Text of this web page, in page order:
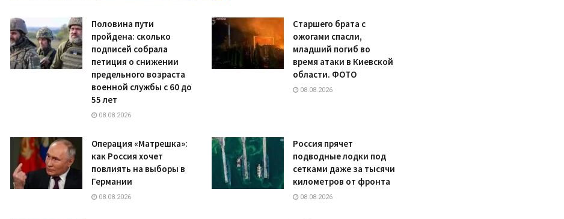
Половина пути
пройдена: сколько
подписей собрала
петиция о снижении
предельного возраста
военной службы с 60 до
55 лет
08.08.2026
Старшего брата с
ожогами спасли,
младший погиб во
время атаки в Киевской
области. ФОТО
08.08.2026
Операция «Матрешка»:
как Россия хочет
повлиять на выборы в
Германии
08.08.2026
Россия прячет
подводные лодки под
сетками даже за тысячи
километров от фронта
08.08.2026